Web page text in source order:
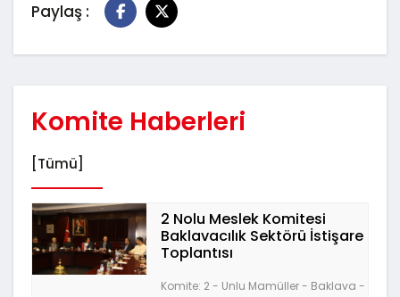
Paylaş :
Komite Haberleri
[Tümü]
2 Nolu Meslek Komitesi
Baklavacılık Sektörü İstişare
Toplantısı
Komite: 2 - Unlu Mamüller - Baklava -